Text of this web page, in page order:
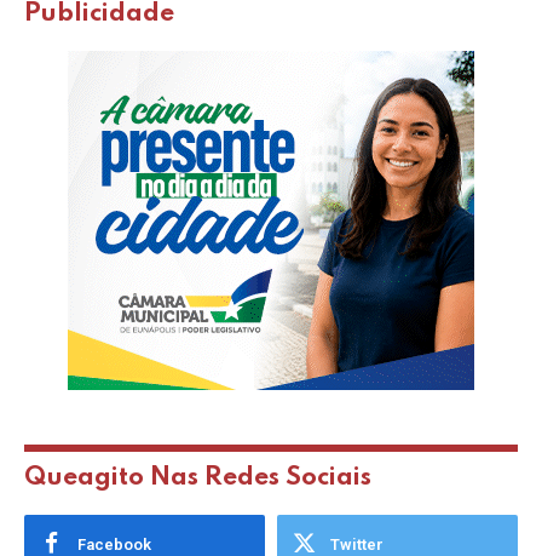
Publicidade
Queagito Nas Redes Sociais
Facebook Twitter